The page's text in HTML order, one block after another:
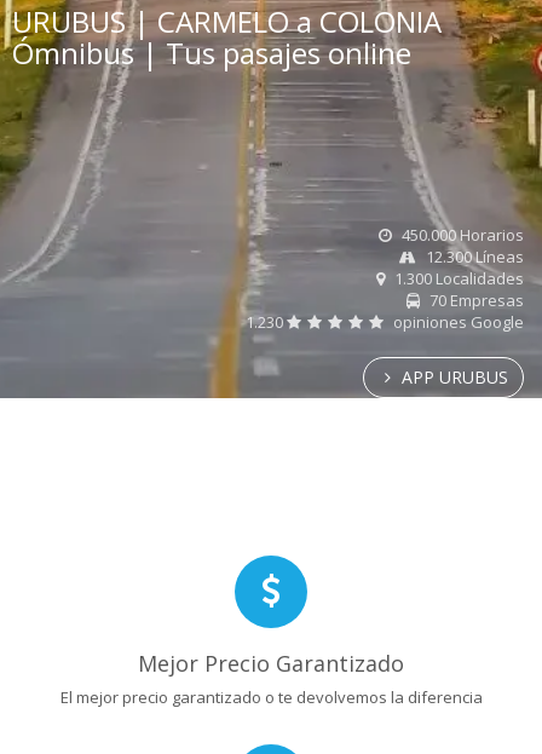
URUBUS | CARMELO a COLONIA
Ómnibus | Tus pasajes online
450.000 Horarios
12.300 Líneas
1.300 Localidades
70 Empresas
1.230
opiniones Google
APP URUBUS
Mejor Precio Garantizado
El mejor precio garantizado o te devolvemos la diferencia